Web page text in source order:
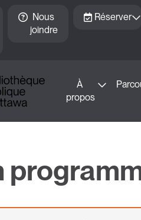
Nous
joindre
Réserver
À
propos